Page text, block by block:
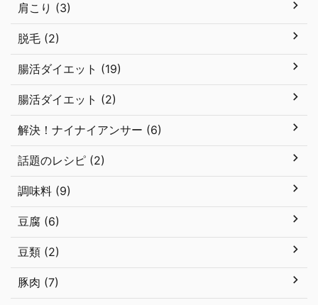
肩こり (3)
脱毛 (2)
腸活ダイエット (19)
腸活ダイエット (2)
解決！ナイナイアンサー (6)
話題のレシピ (2)
調味料 (9)
豆腐 (6)
豆類 (2)
豚肉 (7)